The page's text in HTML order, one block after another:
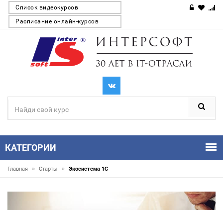
Список видеокурсов
Расписание онлайн-курсов
КАТЕГОРИИ
Главная » Старты » Экосистема 1С